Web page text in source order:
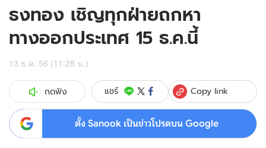
ธงทอง เชิญทุกฝ่ายถกหา
ทางออกประเทศ 15 ธ.ค.นี้
13 ธ.ค. 56 (11:28 น.)
กดฟัง แชร์ Copy link
ตั้ง Sanook เป็นข่าวโปรดบน Google